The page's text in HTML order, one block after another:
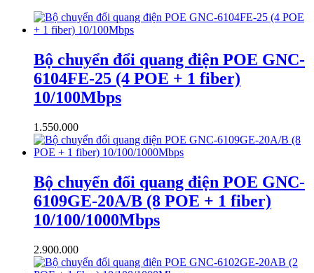
Bộ chuyển đổi quang điện POE GNC-
6104FE-25 (4 POE + 1 fiber)
10/100Mbps
1.550.000
Bộ chuyển đổi quang điện POE GNC-
6109GE-20A/B (8 POE + 1 fiber)
10/100/1000Mbps
2.900.000